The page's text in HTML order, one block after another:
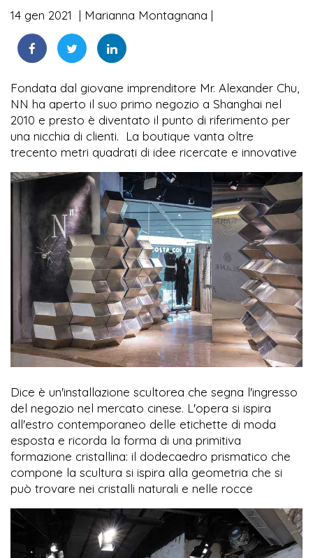
14 gen 2021 Marianna Montagnana
Fondata dal giovane imprenditore Mr. Alexander Chu,
NN ha aperto il suo primo negozio a Shanghai nel
2010 e presto è diventato il punto di riferimento per
una nicchia di clienti. La boutique vanta oltre
trecento metri quadrati di idee ricercate e innovative
Dice è un'installazione scultorea che segna l'ingresso
del negozio nel mercato cinese. L'opera si ispira
all'estro contemporaneo delle etichette di moda
esposta e ricorda la forma di una primitiva
formazione cristallina: il dodecaedro prismatico che
compone la scultura si ispira alla geometria che si
può trovare nei cristalli naturali e nelle rocce